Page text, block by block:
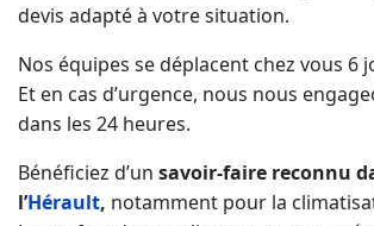
devis adapté à votre situation.
Nos équipes se déplacent chez vous 6
Et en cas d’urgence, nous nous
dans les 24 heures.
Bénéficiez d’un savoir-faire reconnu
l’Hérault, notamment pour la